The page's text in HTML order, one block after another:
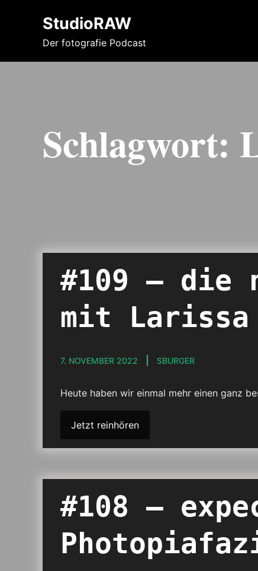
StudioRAW
Der fotografie Podcast
Schlagwort:
#109 – die
mit Larissa
7. NOVEMBER 2022 SBURGER
Heute haben wir einmal mehr einen ganz
Jetzt reinhören
#108 –